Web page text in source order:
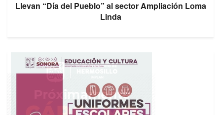
Llevan “Día del Pueblo” al sector Ampliación Loma
Linda